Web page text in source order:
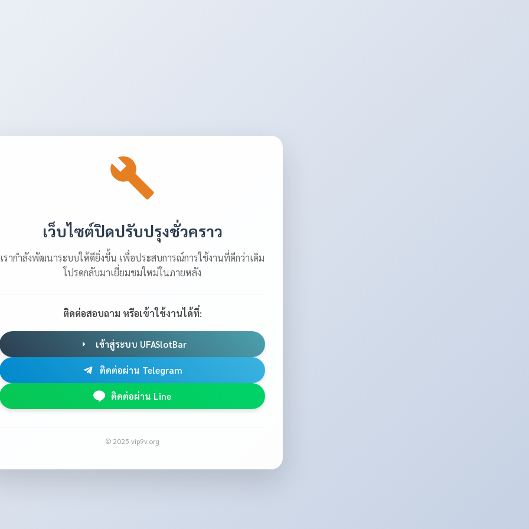
เว็บไซต์ปิดปรับปรุงชั่วคราว
เรากำลังพัฒนาระบบให้ดียิ่งขึ้น เพื่อประสบการณ์การใช้งานที่ดีกว่าเดิม
โปรดกลับมาเยี่ยมชมใหม่ในภายหลัง
ติดต่อสอบถาม หรือเข้าใช้งานได้ที่:
เข้าสู่ระบบ UFASlotBar
ติดต่อผ่าน Telegram
ติดต่อผ่าน Line
© 2025 vip9v.org